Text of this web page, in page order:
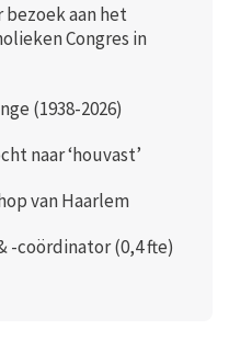
bezoek aan het
Congres in
(1938-2026)
naar ‘houvast’
van Haarlem
-coördinator (0,4 fte)